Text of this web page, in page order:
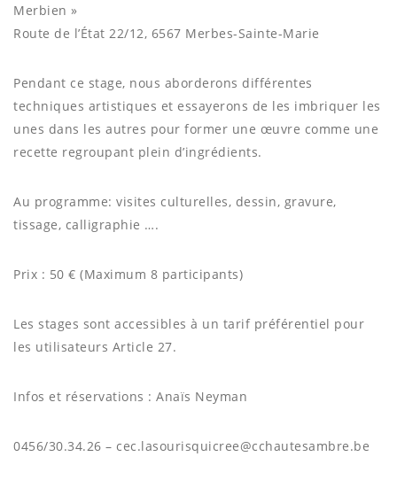
Merbien »
Route de l’État 22/12, 6567 Merbes-Sainte-Marie
Pendant ce stage, nous aborderons différentes
techniques artistiques et essayerons de les imbriquer les
unes dans les autres pour former une œuvre comme une
recette regroupant plein d’ingrédients.
Au programme: visites culturelles, dessin, gravure,
tissage, calligraphie ….
Prix : 50 € (Maximum 8 participants)
Les stages sont accessibles à un tarif préférentiel pour
les utilisateurs Article 27.
Infos et réservations : Anaïs Neyman
0456/30.34.26 – cec.lasourisquicree@cchautesambre.be